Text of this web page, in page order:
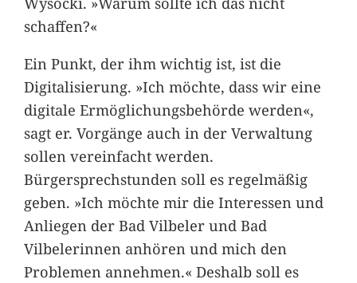
schaffen?«
Ein Punkt, der ihm wichtig ist, ist die
Digitalisierung. »Ich möchte, dass wir eine
digitale Ermöglichungsbehörde werden«,
sagt er. Vorgänge auch in der Verwaltung
sollen vereinfacht werden.
Bürgersprechstunden soll es regelmäßig
geben. »Ich möchte mir die Interessen und
Anliegen der Bad Vilbeler und Bad
Vilbelerinnen anhören und mich den
Problemen annehmen.« Deshalb soll es